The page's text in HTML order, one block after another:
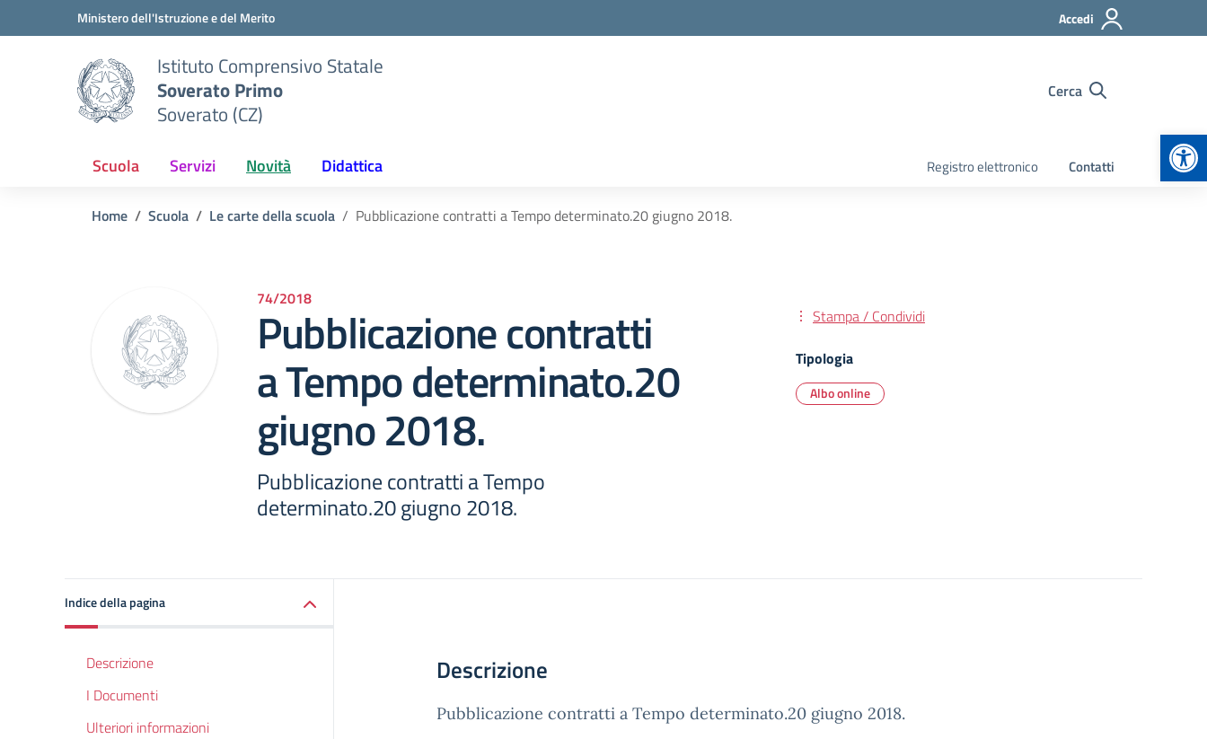
Vai ai contenuti
Vai al menu di navigazioneMinistero dell'Istruzione e del Merito Accedi
Istituto Comprensivo Statale
Soverato Primo
Soverato (CZ)
Cerca
Scuola Servizi Novità Didattica Registro elettronico Contatti
Home Scuola Le carte della scuola Pubblicazione contratti a Tempo determinato.20 giugno 2018.
74/2018
Pubblicazione contratti
a Tempo determinato.20
giugno 2018.
Pubblicazione contratti a Tempo
determinato.20 giugno 2018.
Stampa / Condividi
Tipologia
Albo online
Indice della pagina
Descrizione
I Documenti
Ulteriori informazioni
Descrizione
Pubblicazione contratti a Tempo determinato.20 giugno 2018.